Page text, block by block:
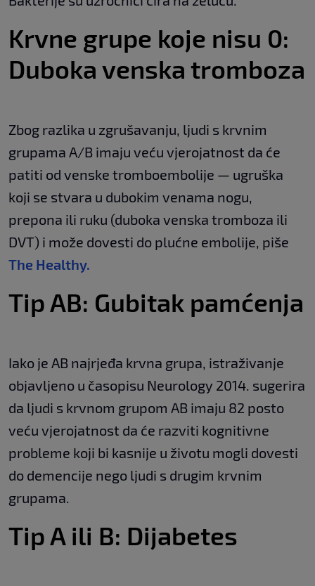
Krvne grupe koje nisu 0:
Duboka venska tromboza
Zbog razlika u zgrušavanju, ljudi s krvnim
grupama A/B imaju veću vjerojatnost da će
patiti od venske tromboembolije — ugruška
koji se stvara u dubokim venama nogu,
prepona ili ruku (duboka venska tromboza ili
DVT) i može dovesti do plućne embolije, piše
The Healthy.
Tip AB: Gubitak pamćenja
Iako je AB najrjeđa krvna grupa, istraživanje
objavljeno u časopisu Neurology 2014. sugerira
da ljudi s krvnom grupom AB imaju 82 posto
veću vjerojatnost da će razviti kognitivne
probleme koji bi kasnije u životu mogli dovesti
do demencije nego ljudi s drugim krvnim
grupama.
Tip A ili B: Dijabetes